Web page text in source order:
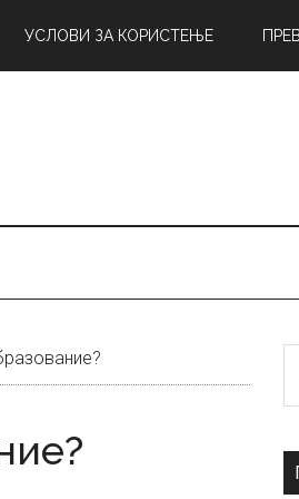
УСЛОВИ ЗА КОРИСТЕЊЕ